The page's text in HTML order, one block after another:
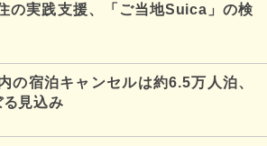
の実践支援、「ご当地Suica」の検
の宿泊キャンセルは約6.5万人泊、
見込み